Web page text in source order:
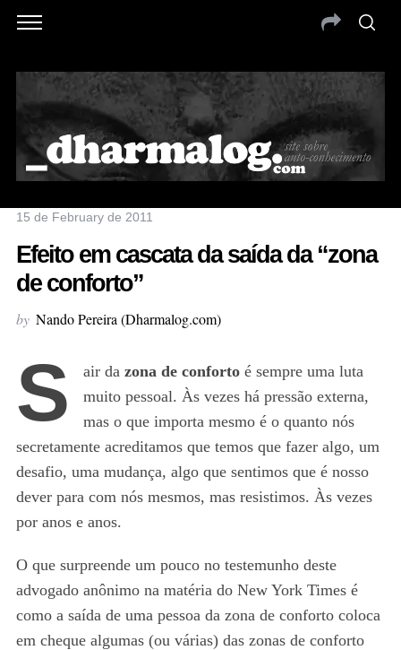
15 de February de 2011
Efeito em cascata da saída da “zona
de conforto”
by Nando Pereira (Dharmalog.com)
S air da zona de confortoé sempre uma luta
muito pessoal. Às vezes há pressão externa,
mas o que importa mesmo é o quanto nós
secretamente acreditamos que temos que fazer algo, um
desafio, uma mudança, algo que sentimos que é nosso
dever para com nós mesmos, mas resistimos. Às vezes
por anos e anos.
O que surpreende um pouco no testemunho deste
advogado anônimo na matéria do New York Times é
como a saída de uma pessoa da zona de conforto coloca
em cheque algumas (ou várias) das zonas de conforto